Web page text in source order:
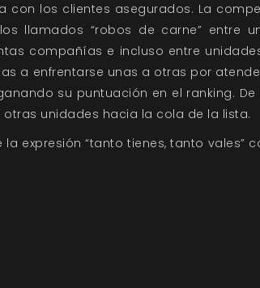
los clientes asegurados. La
llamados “robos de carne” entre
compañías e incluso entre
a enfrentarse unas a otras por
su puntuación en el ranking.
unidades hacia la cola de la lista.
expresión “tanto tienes, tanto vales”